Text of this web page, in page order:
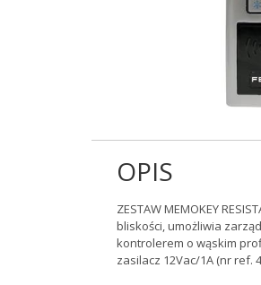
OPIS
ZESTAW MEMOKEY
bliskości, umożliwia
kontrolerem o wąskim
zasilacz 12Vac/1A (nr ref.